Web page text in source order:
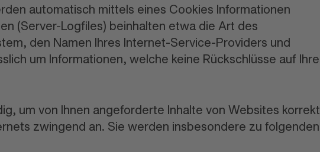
automatisch mittels eines Cookies Informationen
(Server-Logfiles) beinhalten etwa die Art des
den Namen Ihres Internet-Service-Providers und
um Informationen, welche keine Rückschlüsse auf Ihre
um von Ihnen angeforderte Inhalte von Websites korrekt
zwingend an. Sie werden insbesondere zu folgenden